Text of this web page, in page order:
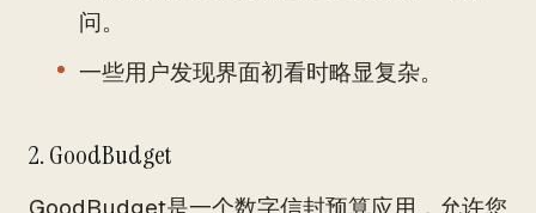
问。
一些用户发现界面初看时略显复杂。
2. GoodBudget